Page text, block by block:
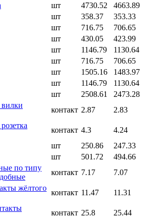
шт 4730.52
4663.89
шт 358.37
353.33
шт 716.75
706.65
шт 430.05
423.99
шт 1146.79
1130.64
шт 716.75
706.65
шт 1505.16
1483.97
шт 1146.79
1130.64
шт 2508.61
2473.28
контакт 2.87
2.83
контакт 4.3
4.24
шт 250.86
247.33
шт 501.72
494.66
по типу
контакт 7.17
7.07
жёлтого
контакт 11.47
11.31
контакт 25.8
25.44